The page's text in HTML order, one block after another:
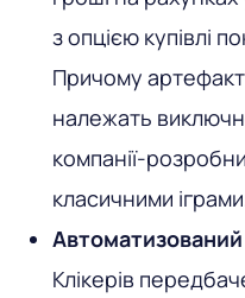
з опцією купівлі
Причому
належать
компанії-
класичними
Автоматизований
Клікерів